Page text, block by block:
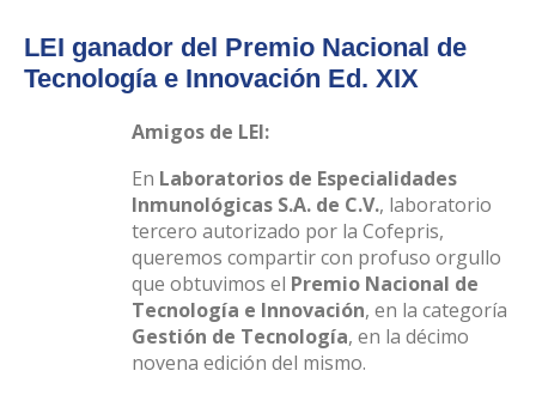
LEI ganador del Premio Nacional de
Tecnología e Innovación Ed. XIX
Amigos de LEI:
En Laboratorios de Especialidades
Inmunológicas S.A. de C.V., laboratorio
tercero autorizado por la Cofepris,
queremos compartir con profuso orgullo
que obtuvimos el Premio Nacional de
Tecnología e Innovación, en la categoría
Gestión de Tecnología, en la décimo
novena edición del mismo.